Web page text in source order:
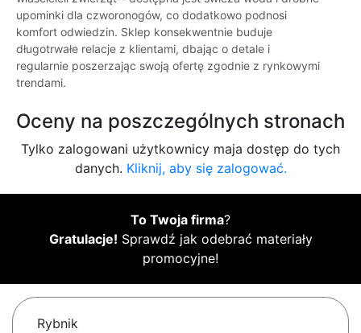
upominki dla czworonogów, co dodatkowo podnosi
komfort odwiedzin. Sklep konsekwentnie buduje
długotrwałe relacje z klientami, dbając o detale i
regularnie poszerzając swoją ofertę zgodnie z rynkowymi
trendami.
Oceny na poszczególnych stronach
Tylko zalogowani użytkownicy maja dostęp do tych
danych. Kliknij, aby się zalogować.
To Twoja firma?
Gratulacje! Sprawdź jak odebrać materiały
promocyjne!
Rybnik